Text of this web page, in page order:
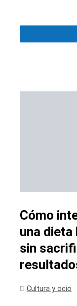
Cómo
una
sin
Cultura y ocio